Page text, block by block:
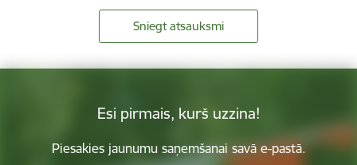
Sniegt atsauksmi
Esi pirmais, kurš uzzina!
Piesakies jaunumu saņemšanai savā e-pastā.